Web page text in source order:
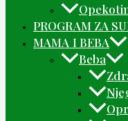
PROGRAM ZA
MAMA I BEBA
Beba